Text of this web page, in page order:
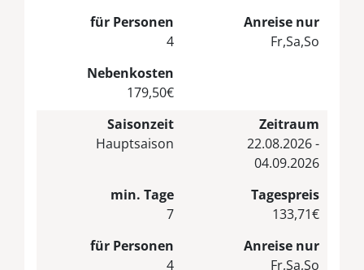
für Personen
4
Anreise nur
Fr,Sa,So
Nebenkosten
179,50€
Saisonzeit
Hauptsaison
Zeitraum
22.08.2026 -
04.09.2026
min. Tage
7
Tagespreis
133,71€
für Personen
4
Anreise nur
Fr,Sa,So